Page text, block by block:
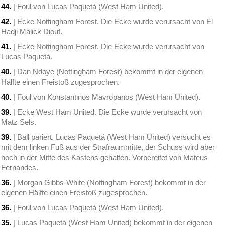
44. | Foul von Lucas Paquetá (West Ham United).
42. | Ecke Nottingham Forest. Die Ecke wurde verursacht von El
Hadji Malick Diouf.
41. | Ecke Nottingham Forest. Die Ecke wurde verursacht von
Lucas Paquetá.
40. | Dan Ndoye (Nottingham Forest) bekommt in der eigenen
Hälfte einen Freistoß zugesprochen.
40. | Foul von Konstantinos Mavropanos (West Ham United).
39. | Ecke West Ham United. Die Ecke wurde verursacht von
Matz Sels.
39. | Ball pariert. Lucas Paquetá (West Ham United) versucht es
mit dem linken Fuß aus der Strafraummitte, der Schuss wird aber
hoch in der Mitte des Kastens gehalten. Vorbereitet von Mateus
Fernandes.
36. | Morgan Gibbs-White (Nottingham Forest) bekommt in der
eigenen Hälfte einen Freistoß zugesprochen.
36. | Foul von Lucas Paquetá (West Ham United).
35. | Lucas Paquetá (West Ham United) bekommt in der eigenen